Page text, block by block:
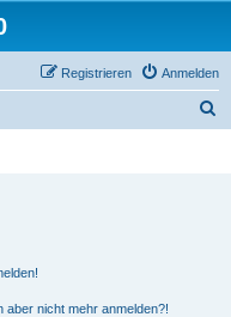
Anmelden
Registrieren
aber nicht mehr anmelden?!